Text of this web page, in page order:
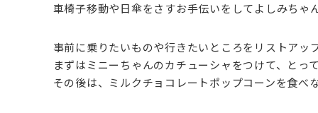
車椅子移動や日傘をさすお手伝いをしてよしみちゃ
事前に乗りたいものや行きたいところをリストアッ
まずはミニーちゃんのカチューシャをつけて、とっ
その後は、ミルクチョコレートポップコーンを食べ